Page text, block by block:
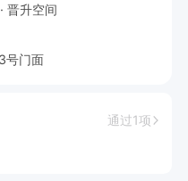
晋升空间
号门面
通过1项